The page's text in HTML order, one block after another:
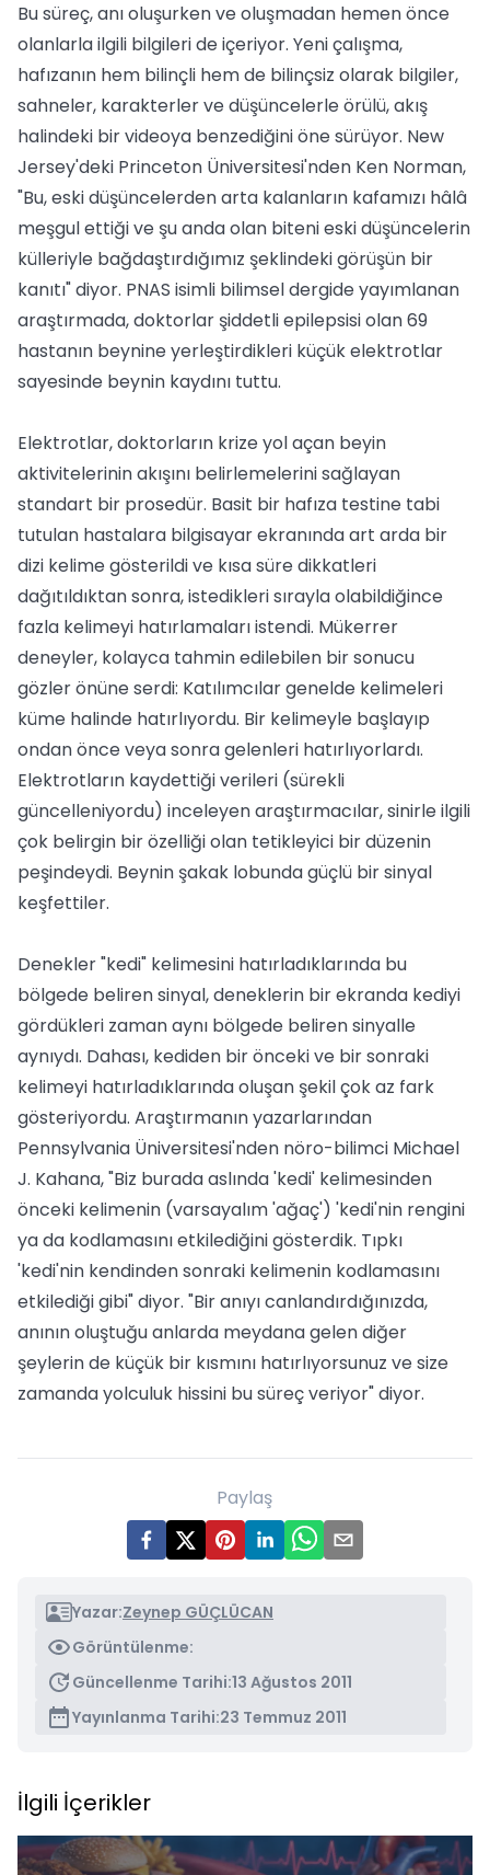
Bu süreç, anı oluşurken ve oluşmadan hemen önce
olanlarla ilgili bilgileri de içeriyor. Yeni çalışma,
hafızanın hem bilinçli hem de bilinçsiz olarak bilgiler,
sahneler, karakterler ve düşüncelerle örülü, akış
halindeki bir videoya benzediğini öne sürüyor. New
Jersey'deki Princeton Üniversitesi'nden Ken Norman,
"Bu, eski düşüncelerden arta kalanların kafamızı hâlâ
meşgul ettiği ve şu anda olan biteni eski düşüncelerin
külleriyle bağdaştırdığımız şeklindeki görüşün bir
kanıtı" diyor. PNAS isimli bilimsel dergide yayımlanan
araştırmada, doktorlar şiddetli epilepsisi olan 69
hastanın beynine yerleştirdikleri küçük elektrotlar
sayesinde beynin kaydını tuttu.
Elektrotlar, doktorların krize yol açan beyin
aktivitelerinin akışını belirlemelerini sağlayan
standart bir prosedür. Basit bir hafıza testine tabi
tutulan hastalara bilgisayar ekranında art arda bir
dizi kelime gösterildi ve kısa süre dikkatleri
dağıtıldıktan sonra, istedikleri sırayla olabildiğince
fazla kelimeyi hatırlamaları istendi. Mükerrer
deneyler, kolayca tahmin edilebilen bir sonucu
gözler önüne serdi: Katılımcılar genelde kelimeleri
küme halinde hatırlıyordu. Bir kelimeyle başlayıp
ondan önce veya sonra gelenleri hatırlıyorlardı.
Elektrotların kaydettiği verileri (sürekli
güncelleniyordu) inceleyen araştırmacılar, sinirle ilgili
çok belirgin bir özelliği olan tetikleyici bir düzenin
peşindeydi. Beynin şakak lobunda güçlü bir sinyal
keşfettiler.
Denekler "kedi" kelimesini hatırladıklarında bu
bölgede beliren sinyal, deneklerin bir ekranda kediyi
gördükleri zaman aynı bölgede beliren sinyalle
aynıydı. Dahası, kediden bir önceki ve bir sonraki
kelimeyi hatırladıklarında oluşan şekil çok az fark
gösteriyordu. Araştırmanın yazarlarından
Pennsylvania Üniversitesi'nden nöro-bilimci Michael
J. Kahana, "Biz burada aslında 'kedi' kelimesinden
önceki kelimenin (varsayalım 'ağaç') 'kedi'nin rengini
ya da kodlamasını etkilediğini gösterdik. Tıpkı
'kedi'nin kendinden sonraki kelimenin kodlamasını
etkilediği gibi" diyor. "Bir anıyı canlandırdığınızda,
anının oluştuğu anlarda meydana gelen diğer
şeylerin de küçük bir kısmını hatırlıyorsunuz ve size
zamanda yolculuk hissini bu süreç veriyor" diyor.
Paylaş
Yazar:Zeynep GÜÇLÜCAN
Görüntülenme:
Güncellenme Tarihi:13 Ağustos 2011
Yayınlanma Tarihi:23 Temmuz 2011
İlgili İçerikler